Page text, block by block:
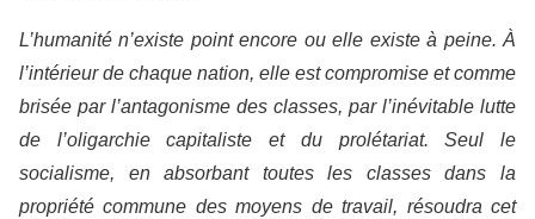
L’humanité n’existe point encore ou elle existe à peine. À
l’intérieur de chaque nation, elle est compromise et comme
brisée par l’antagonisme des classes, par l’inévitable lutte
de l’oligarchie capitaliste et du prolétariat. Seul le
socialisme, en absorbant toutes les classes dans la
propriété commune des moyens de travail, résoudra cet